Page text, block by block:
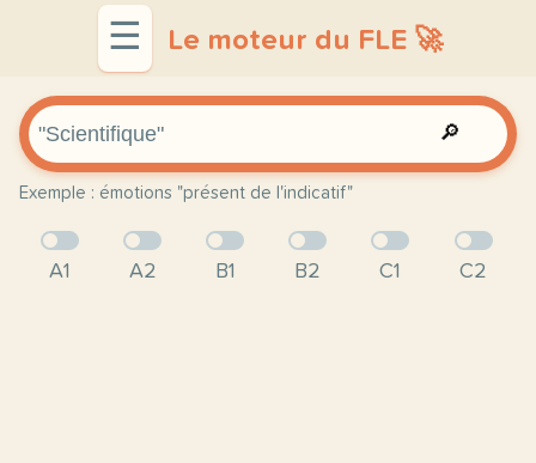
☰ Le moteur du FLE 🚀
🔎
Exemple : émotions "présent de l'indicatif"
A1 A2 B1 B2 C1 C2